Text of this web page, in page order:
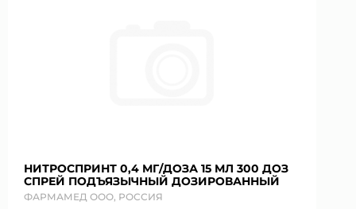
НИТРОСПРИНТ 0,4 МГ/ДОЗА 15 МЛ 300 ДОЗ
СПРЕЙ ПОДЪЯЗЫЧНЫЙ ДОЗИРОВАННЫЙ
ФАРМАМЕД ООО, РОССИЯ